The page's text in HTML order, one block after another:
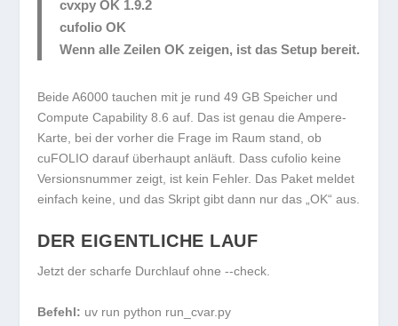
cvxpy OK 1.9.2
cufolio OK
Wenn alle Zeilen OK zeigen, ist das Setup bereit.
Beide A6000 tauchen mit je rund 49 GB Speicher und
Compute Capability 8.6 auf. Das ist genau die Ampere-
Karte, bei der vorher die Frage im Raum stand, ob
cuFOLIO darauf überhaupt anläuft. Dasscufolio keine
Versionsnummer zeigt, ist kein Fehler. Das Paket meldet
einfach keine, und das Skript gibt dann nur das „OK“ aus.
DER EIGENTLICHE LAUF
Jetzt der scharfe Durchlauf ohne--check.
Befehl: uv run python run_cvar.py